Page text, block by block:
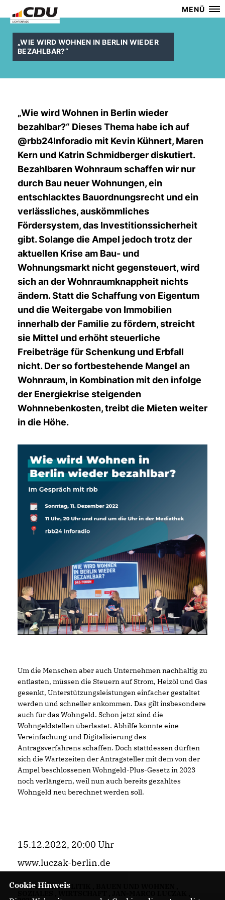
MENÜ
WIE WIRD WOHNEN IN BERLIN WIEDER
BEZAHLBAR?“
Wie wird Wohnen in Berlin wieder
bezahlbar?“ Dieses Thema habe ich auf
@rbb24Inforadio mit Kevin Kühnert, Maren
Kern und Katrin Schmidberger diskutiert.
Bezahlbaren Wohnraum schaffen wir nur
durch Bau neuer Wohnungen, ein
entschlacktes Bauordnungsrecht und ein
verlässliches, auskömmliches
Fördersystem, das Investitionssicherheit
gibt. Solange die Ampel jedoch trotz der
aktuellen Krise am Bau- und
Wohnungsmarkt nicht gegensteuert, wird
sich an der Wohnraumknappheit nichts
ändern. Statt die Schaffung von Eigentum
und die Weitergabe von Immobilien
innerhalb der Familie zu fördern, streicht
sie Mittel und erhöht steuerliche
Freibeträge für Schenkung und Erbfall
nicht. Der so fortbestehende Mangel an
Wohnraum, in Kombination mit den infolge
der Energiekrise steigenden
Wohnnebenkosten, treibt die Mieten weiter
in die Höhe.
Um die Menschen aber auch Unternehmen nachhaltig zu
entlasten, müssen die Steuern auf Strom, Heizöl und Gas
gesenkt, Unterstützungsleistungen einfacher gestaltet
werden und schneller ankommen. Das gilt insbesondere
auch für das Wohngeld. Schon jetzt sind die
Wohngeldstellen überlastet. Abhilfe könnte eine
Vereinfachung und Digitalisierung des
Antragsverfahrens schaffen. Doch stattdessen dürften
sich die Wartezeiten der Antragsteller mit dem von der
Ampel beschlossenen Wohngeld-Plus-Gesetz in 2023
noch verlängern, weil nun auch bereits gezahltes
Wohngeld neu berechnet werden soll.
15.12.2022, 20:00 Uhr
www.luczak-berlin.de
BUNDESPOLITIK
Cookie Hinweis